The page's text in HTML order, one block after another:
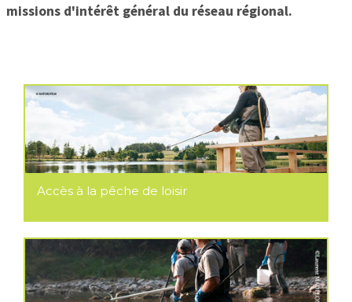
missions d'intérêt général du réseau régional.
Accès à la pêche de loisir